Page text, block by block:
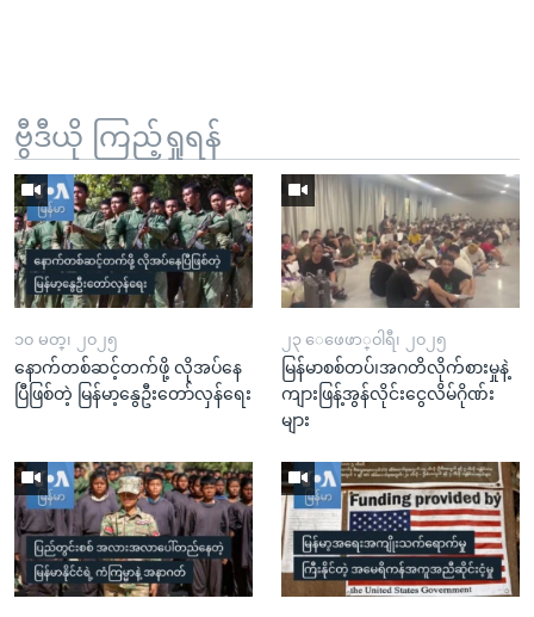
ဗွီဒီယို ကြည့်ရှုရန်
၁၀ မတ္၊ ၂၀၂၅
နောက်တစ်ဆင့်တက်ဖို့ လိုအပ်နေ
ပြီဖြစ်တဲ့ မြန်မာ့နွေဦးတော်လှန်ရေး
၂၃ ေဖေဖာ္၀ါရီ၊ ၂၀၂၅
မြန်မာစစ်တပ်၊အဂတိလိုက်စားမှုနဲ့
ကျားဖြန့်အွန်လိုင်းငွေလိမ်ဂိုဏ်း
များ